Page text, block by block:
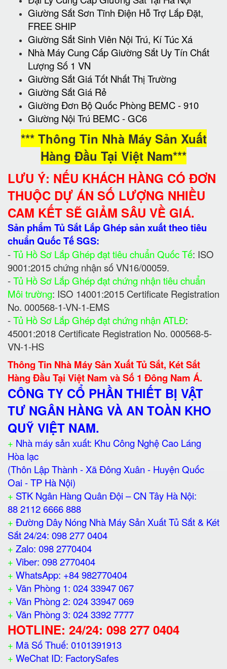
Giường Sắt Sơn Tĩnh Điện Hỗ Trợ Lắp Đặt,
FREE SHIP
Giường Sắt Sinh Viên Nội Trú, Kí Túc Xá
Nhà Máy Cung Cấp Giường Sắt Uy Tín Chất
Lượng Số 1 VN
Giường Sắt Giá Tốt Nhất Thị Trường
Giường Sắt Giá Rẻ
Giường Đơn Bộ Quốc Phòng BEMC - 910
Giường Nội Trú BEMC - GC6
*** Thông Tin Nhà Máy Sản Xuất
Hàng Đầu Tại Việt Nam***
LƯU Ý: NẾU KHÁCH HÀNG CÓ ĐƠN
THUỘC DỰ ÁN SỐ LƯỢNG NHIỀU
CAM KẾT SẼ GIẢM SÂU VỀ GIÁ.
Sản phẩm Tủ Sắt Lắp Ghép sản xuất theo tiêu
chuẩn Quốc Tế SGS:
-Tủ Hồ Sơ Lắp Ghép đạt tiêu chuẩn Quốc Tế: ISO
9001:2015 chứng nhận số VN16/00059.
-Tủ Hồ Sơ Lắp Ghép đạt chứng nhận tiêu chuẩn
Môi trường: ISO 14001:2015 Certificate Registration
No. 000568-1-VN-1-EMS
-Tủ Hồ Sơ Lắp Ghép đạt chứng nhận ATLĐ:
45001:2018 Certificate Registration No. 000568-5-
VN-1-HS
Thông Tin Nhà Máy Sản Xuất Tủ Sắt, Két Sắt
Hàng Đầu Tại Việt Nam và Số 1 Đông Nam Á.
CÔNG TY CỔ PHẦN THIẾT BỊ VẬT
TƯ NGÂN HÀNG VÀ AN TOÀN KHO
QUỸ VIỆT NAM.
+ Nhà máy sản xuất: Khu Công Nghệ Cao Láng
Hòa lạc
(Thôn Lập Thành - Xã Đông Xuân - Huyện Quốc
Oai - TP Hà Nội)
+ STK Ngân Hàng Quân Đội – CN Tây Hà Nội:
88 2112 6666 888
+ Đường Dây Nóng Nhà Máy Sản Xuất Tủ Sắt & Két
Sắt 24/24: 098 277 0404
+ Zalo: 098 2770404
+ Viber: 098 2770404
+ WhatsApp: +84 982770404
+ Văn Phòng 1: 024 33947 067
+ Văn Phòng 2: 024 33947 069
+ Văn Phòng 3: 024 3392 7777
HOTLINE: 24/24: 098 277 0404
+ Mã Số Thuế: 0101391913
+ WeChat ID: FactorySafes